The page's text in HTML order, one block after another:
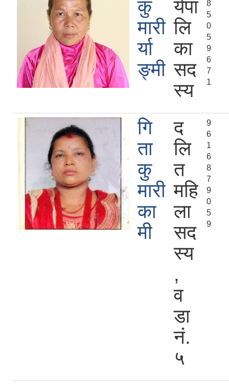
कु
मारी
र्या
ङ्मी
र्यपा
लि
का
सद
स्य
8
5
0
5
9
6
7
1
गि
ता
कु
मारी
का
मी
द
लि
त
महि
ला
सद
स्य
,
व
डा
नं.
५
9
6
1
6
8
7
9
0
5
9